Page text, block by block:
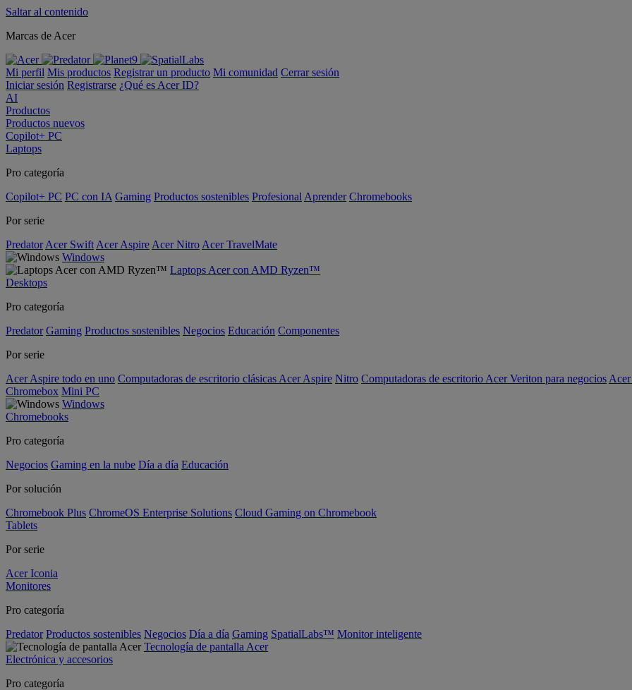
Saltar al contenido
Marcas de Acer
Mi perfil Mis productos Registrar un producto Mi comunidad Cerrar sesión
Iniciar sesión Registrarse ¿Qué es Acer ID?
AI
Productos
Productos nuevos
Copilot+ PC
Laptops
Pro categoría
Copilot+ PC PC con IA Gaming Productos sostenibles Profesional Aprender Chromebooks
Por serie
Predator Acer Swift Acer Aspire Acer Nitro Acer TravelMate
Windows
Laptops Acer con AMD Ryzen™
Desktops
Pro categoría
Predator Gaming Productos sostenibles Negocios Educación Componentes
Por serie
Acer Aspire todo en uno Computadoras de escritorio clásicas Acer Aspire Nitro Computadoras de escritorio Acer Veriton para negocios
Chromebox Mini PC
Windows
Chromebooks
Pro categoría
Negocios Gaming en la nube Día a día Educación
Por solución
Chromebook Plus ChromeOS Enterprise Solutions Cloud Gaming on Chromebook
Tablets
Por serie
Acer Iconia
Monitores
Pro categoría
Predator Productos sostenibles Negocios Día a día Gaming SpatialLabs™ Monitor inteligente
Tecnología de pantalla Acer
Electrónica y accesorios
Pro categoría